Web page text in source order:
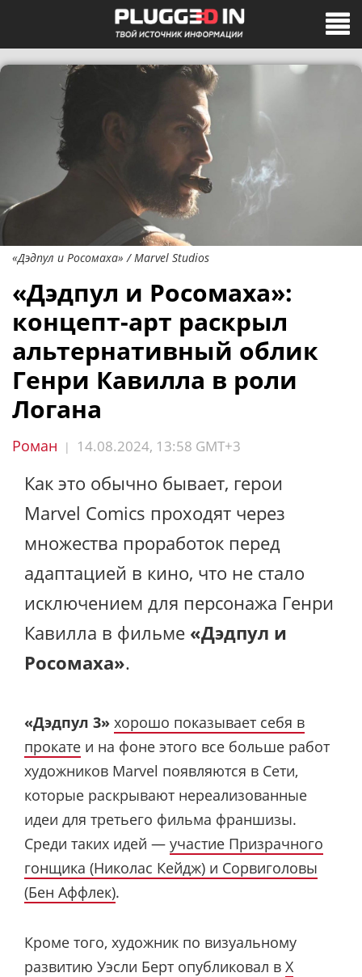
«Дэдпул и Росомаха» / Marvel Studios
«Дэдпул и Росомаха»:
концепт-арт раскрыл
альтернативный облик
Генри Кавилла в роли
Логана
Роман | 14.08.2024, 13:58 GMT+3
Как это обычно бывает, герои
Marvel Comics проходят через
множества проработок перед
адаптацией в кино, что не стало
исключением для персонажа Генри
Кавилла в фильме «Дэдпул и
Росомаха».
«Дэдпул 3» хорошо показывает себя в
прокате и на фоне этого все больше работ
художников Marvel появляются в Сети,
которые раскрывают нереализованные
идеи для третьего фильма франшизы.
Среди таких идей — участие Призрачного
гонщика (Николас Кейдж) и Сорвиголовы
(Бен Аффлек).
Кроме того, художник по визуальному
развитию Уэсли Берт опубликовал в X